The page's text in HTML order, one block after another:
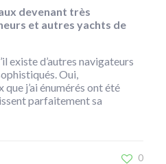
devenant très
et autres yachts de
existe d’autres navigateurs
Oui,
j’ai énumérés ont été
parfaitement sa
0